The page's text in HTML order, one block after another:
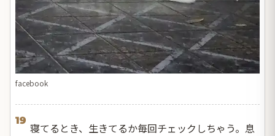
facebook
19
寝てるとき、生きてるか毎回チェックしちゃう。息